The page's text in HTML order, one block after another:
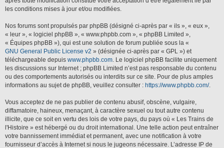
les conditions mises à jour et/ou modifiées.
Nos forums sont propulsés par phpBB (désigné ci-après par « ils », « eux »,
« leur », « logiciel phpBB », « www.phpbb.com », « phpBB Limited »,
« Équipes phpBB »), qui est une solution de forum publiée sous la «
GNU General Public License v2 » (désignée ci-après par « GPL ») et
téléchargeable depuis www.phpbb.com. Le logiciel phpBB facilite uniquement
les discussions sur Internet ; phpBB Limited n’est pas responsable du contenu
ou des comportements autorisés ou interdits sur ce site. Pour de plus amples
informations au sujet de phpBB, veuillez consulter : https://www.phpbb.com/.
Vous acceptez de ne pas publier de contenu abusif, obscène, vulgaire,
diffamatoire, haineux, menaçant, à caractère sexuel ou tout autre contenu
illicite, que ce soit en vertu des lois de votre pays, du pays où « Les Trains de
l'Histoire » est hébergé ou du droit international. Une telle action peut entraîner
votre bannissement immédiat et permanent, avec une notification à votre
fournisseur d’accès à Internet si nous le jugeons nécessaire. L’adresse IP de